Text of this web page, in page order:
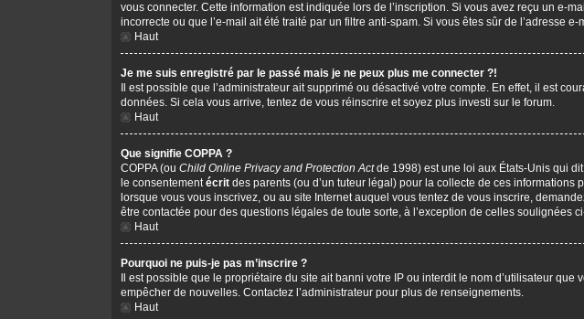
vous connecter. Cette information est indiquée lors de l’inscription. Si vous avez reçu un e-
incorrecte ou que l’e-mail ait été traité par un filtre anti-spam. Si vous êtes sûr de l’adresse
Haut
Je me suis enregistré par le passé mais je ne peux plus me connecter ?!
Il est possible que l’administrateur ait supprimé ou désactivé votre compte. En effet, il est
données. Si cela vous arrive, tentez de vous réinscrire et soyez plus investi sur le forum.
Haut
Que signifie COPPA ?
COPPA (ou Child Online Privacy and Protection Actde 1998) est une loi aux États-Unis qui
le consentementécrit des parents (ou d’un tuteur légal) pour la collecte de ces informations
lorsque vous vous inscrivez, ou au site Internet auquel vous tentez de vous inscrire,
être contactée pour des questions légales de toute sorte, à l’exception de celles soulignées
Haut
Pourquoi ne puis-je pas m’inscrire ?
Il est possible que le propriétaire du site ait banni votre IP ou interdit le nom d’utilisateur
empêcher de nouvelles. Contactez l’administrateur pour plus de renseignements.
Haut